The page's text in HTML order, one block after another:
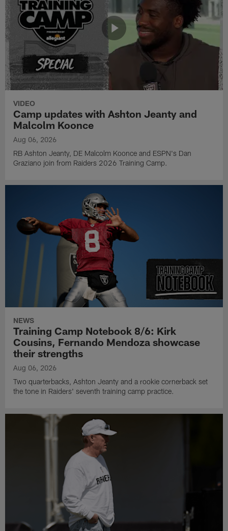
VIDEO
Camp updates with Ashton Jeanty and
Malcolm Koonce
Aug 06, 2026
RB Ashton Jeanty, DE Malcolm Koonce and ESPN's Dan
Graziano join from Raiders 2026 Training Camp.
NEWS
Training Camp Notebook 8/6: Kirk
Cousins, Fernando Mendoza showcase
their strengths
Aug 06, 2026
Two quarterbacks, Ashton Jeanty and a rookie cornerback set
the tone in Raiders' seventh training camp practice.